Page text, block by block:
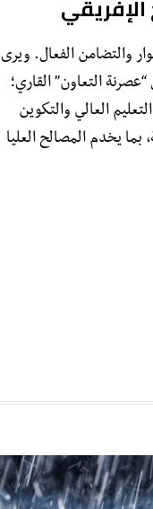
والتضامن الفعال. ويرى
التعاون” القاري؛
العالي والتكوين
بما يخدم المصالح العليا